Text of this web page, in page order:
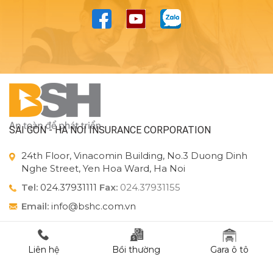
Liên hệ Bồi thường Gara ô tô
SAI GON - HA NOI INSURANCE CORPORATION
24th Floor, Vinacomin Building, No.3 Duong Dinh
Nghe Street, Yen Hoa Ward, Ha Noi
Tel: 024.37931111 Fax: 024.37931155
Email: info@bshc.com.vn